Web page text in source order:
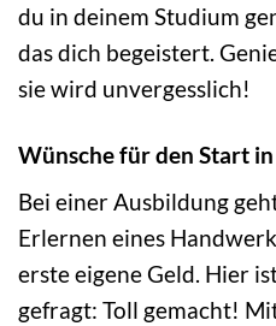
du in deinem Studium
das dich begeistert.
sie wird unvergesslich!
Wünsche für den Start
Bei einer Ausbildung
Erlernen eines
erste eigene Geld. Hier
gefragt: Toll gemacht!